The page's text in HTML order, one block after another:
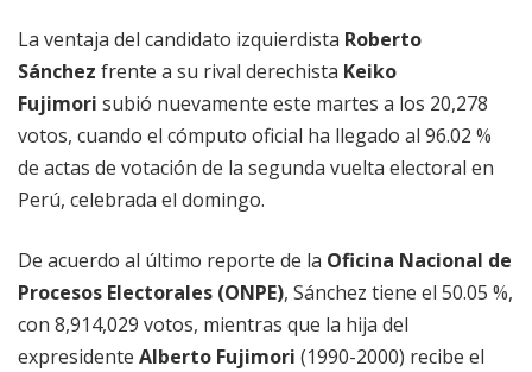
La ventaja del candidato izquierdista Roberto
Sánchez frente a su rival derechista Keiko
Fujimori subió nuevamente este martes a los 20,278
votos, cuando el cómputo oficial ha llegado al 96.02 %
de actas de votación de la segunda vuelta electoral en
Perú, celebrada el domingo.
De acuerdo al último reporte de la Oficina Nacional de
Procesos Electorales (ONPE), Sánchez tiene el 50.05 %,
con 8,914,029 votos, mientras que la hija del
expresidente Alberto Fujimori (1990-2000) recibe el